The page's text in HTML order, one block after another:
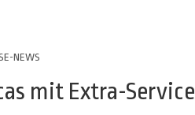
NEWS
mit Extra-Service